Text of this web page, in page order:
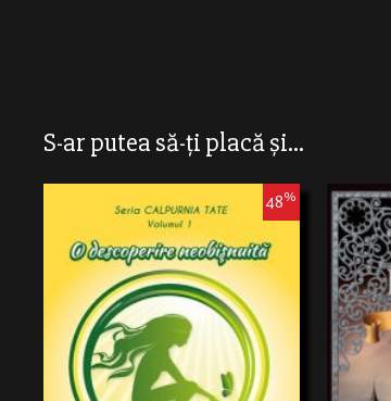
S-ar putea să-ți placă și...
48%